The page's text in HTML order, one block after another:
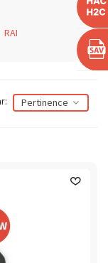
RAI
Pertinence